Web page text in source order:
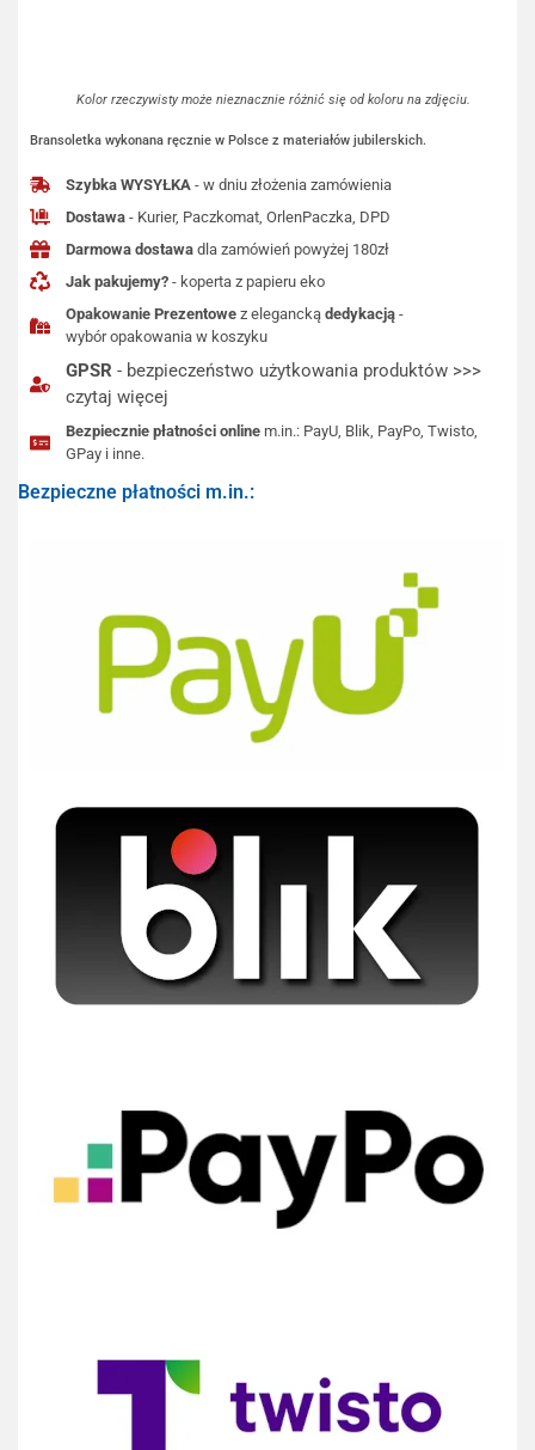
Kolor rzeczywisty może nieznacznie różnić się od koloru na zdjęciu.
Bransoletka wykonana ręcznie w Polsce z materiałów jubilerskich.
Szybka WYSYŁKA - w dniu złożenia zamówienia
Dostawa - Kurier, Paczkomat, OrlenPaczka, DPD
Darmowa dostawa dla zamówień powyżej 180zł
Jak pakujemy? - koperta z papieru eko
Opakowanie Prezentowe z eleganckądedykacją -
wybór opakowania w koszyku
GPSR - bezpieczeństwo użytkowania produktów >>>
czytaj więcej
Bezpiecznie płatności online m.in.: PayU, Blik, PayPo, Twisto,
GPay i inne.
Bezpieczne płatności m.in.: